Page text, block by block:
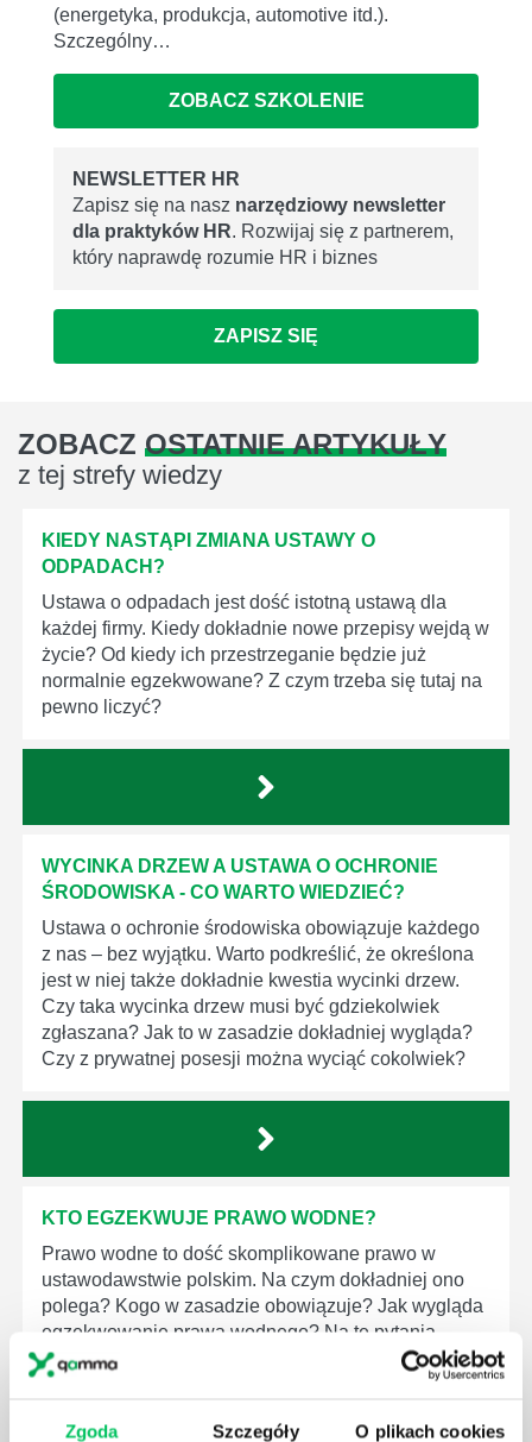
Zgoda Szczegóły O plikach cookies
(energetyka, produkcja, automotive itd.).
Szczególny…
ZOBACZ SZKOLENIE
NEWSLETTER HR
Zapisz się na nasz narzędziowy newsletter
dla praktyków HR. Rozwijaj się z partnerem,
który naprawdę rozumie HR i biznes
ZAPISZ SIĘ
ZOBACZ OSTATNIE ARTYKUŁY
z tej strefy wiedzy
KIEDY NASTĄPI ZMIANA USTAWY O
ODPADACH?
Ustawa o odpadach jest dość istotną ustawą dla
każdej firmy. Kiedy dokładnie nowe przepisy wejdą w
życie? Od kiedy ich przestrzeganie będzie już
normalnie egzekwowane? Z czym trzeba się tutaj na
pewno liczyć?
WYCINKA DRZEW A USTAWA O OCHRONIE
ŚRODOWISKA - CO WARTO WIEDZIEĆ?
Ustawa o ochronie środowiska obowiązuje każdego
z nas – bez wyjątku. Warto podkreślić, że określona
jest w niej także dokładnie kwestia wycinki drzew.
Czy taka wycinka drzew musi być gdziekolwiek
zgłaszana? Jak to w zasadzie dokładniej wygląda?
Czy z prywatnej posesji można wyciąć cokolwiek?
KTO EGZEKWUJE PRAWO WODNE?
Prawo wodne to dość skomplikowane prawo w
ustawodawstwie polskim. Na czym dokładniej ono
polega? Kogo w zasadzie obowiązuje? Jak wygląda
egzekwowanie prawa wodnego? Na te pytania
odpowiemy pokrótce poniżej.